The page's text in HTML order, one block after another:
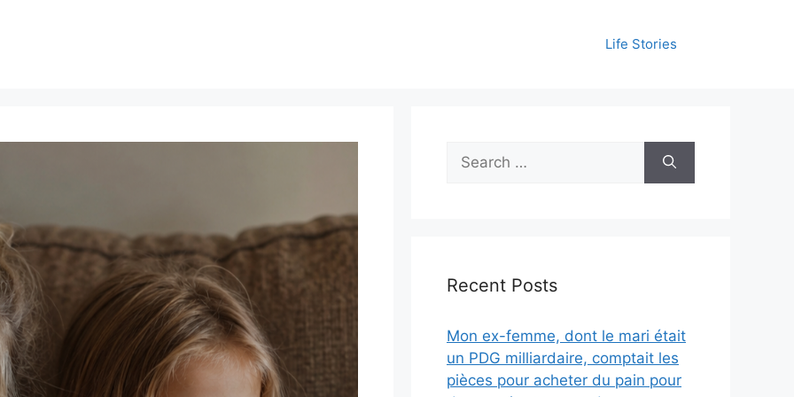
Life Stories
Search
for:
Recent Posts
Mon ex-femme, dont le mari était
un PDG milliardaire, comptait les
pièces pour acheter du pain pour